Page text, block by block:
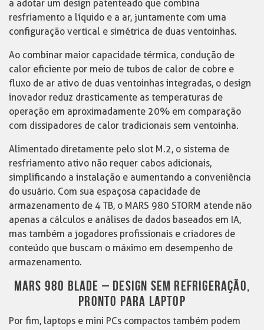
a adotar um design patenteado que combina
resfriamento a líquido e a ar, juntamente com uma
configuração vertical e simétrica de duas ventoinhas.
Ao combinar maior capacidade térmica, condução de
calor eficiente por meio de tubos de calor de cobre e
fluxo de ar ativo de duas ventoinhas integradas, o design
inovador reduz drasticamente as temperaturas de
operação em aproximadamente 20% em comparação
com dissipadores de calor tradicionais sem ventoinha.
Alimentado diretamente pelo slot M.2, o sistema de
resfriamento ativo não requer cabos adicionais,
simplificando a instalação e aumentando a conveniência
do usuário. Com sua espaçosa capacidade de
armazenamento de 4 TB, o MARS 980 STORM atende não
apenas a cálculos e análises de dados baseados em IA,
mas também a jogadores profissionais e criadores de
conteúdo que buscam o máximo em desempenho de
armazenamento.
MARS 980 BLADE – DESIGN SEM REFRIGERAÇÃO,
PRONTO PARA LAPTOP
Por fim, laptops e mini PCs compactos também podem